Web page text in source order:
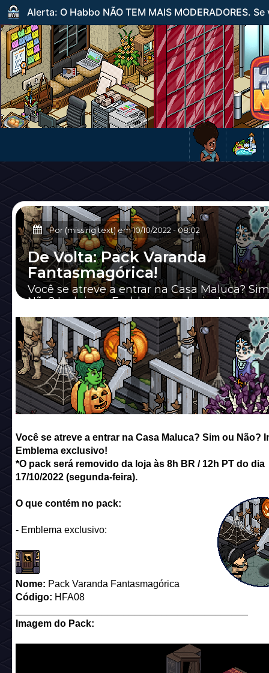
Alerta: O Habbo NÃO TEM MAIS MODERADORES.
Por (missing text) em10/10/2022 -08:02
De Volta: Pack Varanda
Fantasmagórica!
Você se atreve a entrar na Casa Maluca?
Não? Inclui um Emblema exclusivo!
Você se atreve a entrar na Casa Maluca? Sim ou Não?
Emblema exclusivo!
*O pack será removido da loja às 8h BR / 12h PT do dia
17/10/2022 (segunda-feira).
O que contém no pack:
- Emblema exclusivo:
Nome: Pack Varanda Fantasmagórica
Código: HFA08
Imagem do Pack: